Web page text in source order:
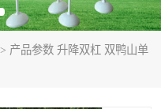
> 产品参数 升降双杠 双鸭山单
攀爬架
400米障碍器材1